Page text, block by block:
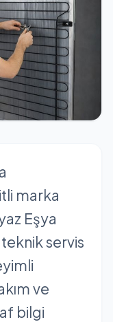
marka
Eşya
servis
ve
bilgi